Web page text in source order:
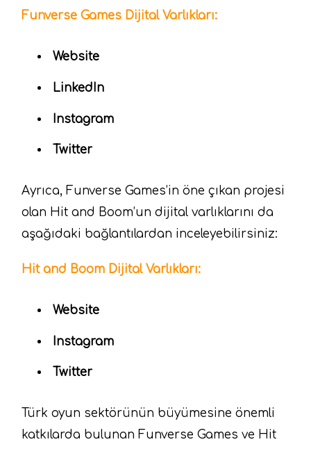
Funverse Games Dijital Varlıkları:
Website
LinkedIn
Instagram
Twitter
Ayrıca, Funverse Games’in öne çıkan projesi
olan Hit and Boom’un dijital varlıklarını da
aşağıdaki bağlantılardan inceleyebilirsiniz:
Hit and Boom Dijital Varlıkları:
Website
Instagram
Twitter
Türk oyun sektörünün büyümesine önemli
katkılarda bulunan Funverse Games ve Hit